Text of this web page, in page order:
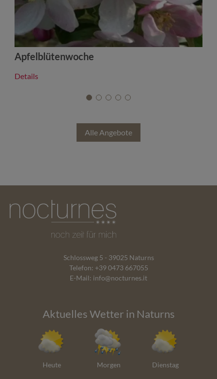
Apfelblütenwoche
Details
Alle Angebote
Schlossweg 5 - 39025 Naturns
Telefon: +39 0473 667055
E-Mail: info@nocturnes.it
Aktuelles Wetter in Naturns
Heute Morgen Dienstag